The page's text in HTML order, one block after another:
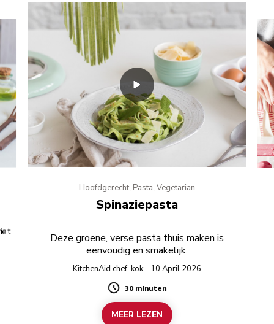
Hoofdgerecht, Pasta, Vegetarian
Spinaziepasta
Deze groene, verse pasta thuis maken is
eenvoudig en smakelijk.
KitchenAid chef-kok - 10 April 2026
Duration
30 minuten
MEER LEZEN